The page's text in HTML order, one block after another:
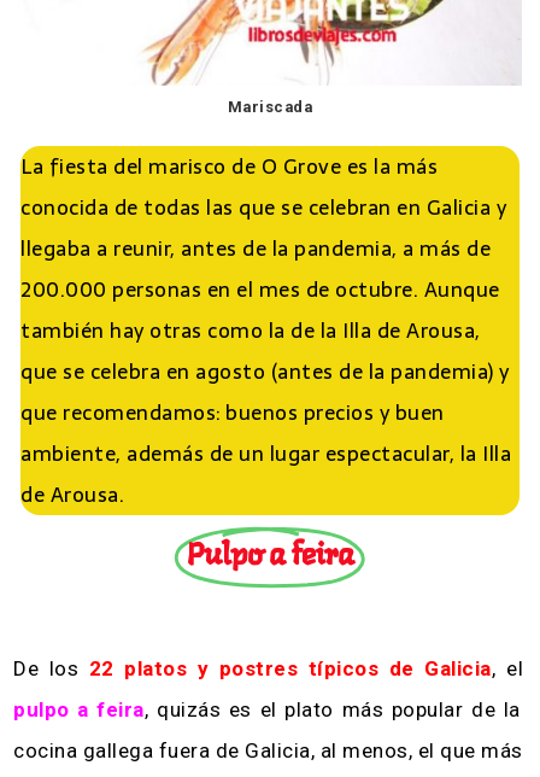
Mariscada
La fiesta del marisco de O Grove es la más
conocida de todas las que se celebran en Galicia y
llegaba a reunir, antes de la pandemia, a más de
200.000 personas en el mes de octubre. Aunque
también hay otras como la de la Illa de Arousa,
que se celebra en agosto (antes de la pandemia) y
que recomendamos: buenos precios y buen
ambiente, además de un lugar espectacular, la Illa
de Arousa.
Pulpo a feira
De los 22 platos y postres típicos de Galicia, el
pulpo a feira, quizás es el plato más popular de la
cocina gallega fuera de Galicia, al menos, el que más